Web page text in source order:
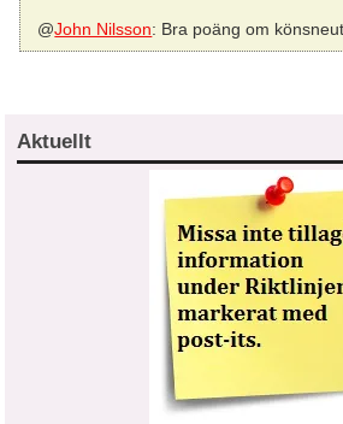
@John Nilsson: Bra poäng om
Aktuellt